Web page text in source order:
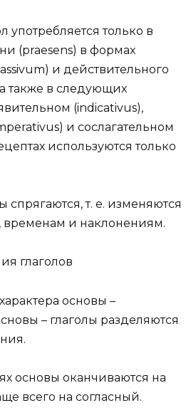
употребляется только в
(praesens) в формах
и действительного
также в следующих
(indicativus),
и сослагательном
используются только
спрягаются, т. е. изменяются
временам и наклонениям.
глаголов
основы –
– глаголы разделяются
основы оканчиваются на
всего на согласный.